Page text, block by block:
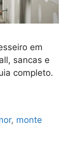
em
sancas e
completo.
, monte